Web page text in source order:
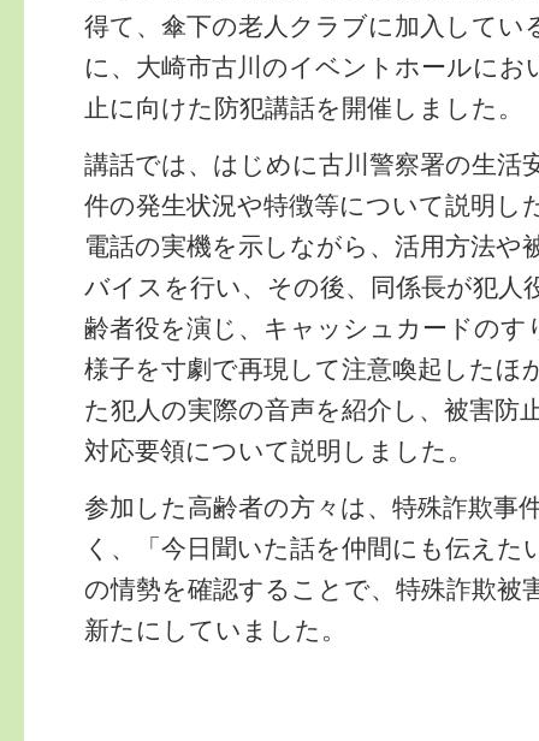
得て、傘下の老人クラブに加入してい
に、大崎市古川のイベントホールにお
止に向けた防犯講話を開催しました。
講話では、はじめに古川警察署の生活
件の発生状況や特徴等について説明し
電話の実機を示しながら、活用方法や
バイスを行い、その後、同係長が犯人
齢者役を演じ、キャッシュカードのす
様子を寸劇で再現して注意喚起したほ
た犯人の実際の音声を紹介し、被害防
対応要領について説明しました。
参加した高齢者の方々は、特殊詐欺事
く、「今日聞いた話を仲間にも伝えた
の情勢を確認することで、特殊詐欺被
新たにしていました。